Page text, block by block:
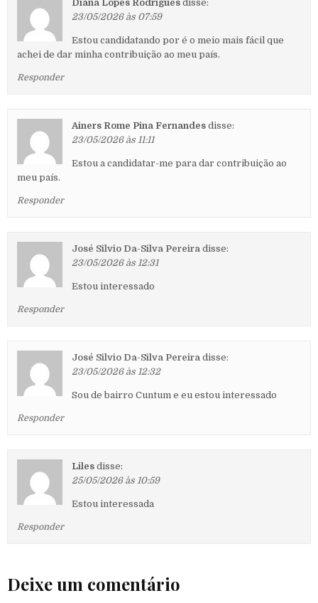
Diana Lopes Rodrigues disse:
23/05/2026 às 07:59
Estou candidatando por é o meio mais fácil que
achei de dar minha contribuição ao meu país.
Responder
Ainers Rome Pina Fernandes disse:
23/05/2026 às 11:11
Estou a candidatar-me para dar contribuição ao
meu país.
Responder
José Silvio Da-Silva Pereira disse:
23/05/2026 às 12:31
Estou interessado
Responder
José Silvio Da-Silva Pereira disse:
23/05/2026 às 12:32
Sou de bairro Cuntum e eu estou interessado
Responder
Liles disse:
25/05/2026 às 10:59
Estou interessada
Responder
Deixe um comentário